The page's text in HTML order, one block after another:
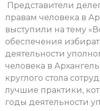
Представители
правам человека в
выступили на тему
обеспечения
деятельности
человека в
круглого стола
лучшие практики,
годы деятельности